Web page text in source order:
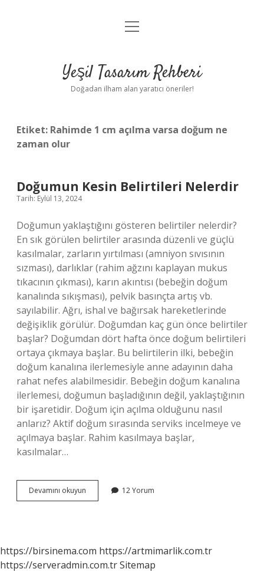
Anasayfa
Yasal Uyarı
menüyü
Yeşil Tasarım Rehberi
Doğadan ilham alan yaratıcı öneriler!
Etiket: Rahimde 1 cm açılma varsa doğum ne
zaman olur
Doğumun Kesin Belirtileri Nelerdir
Tarih: Eylül 13, 2024
Doğumun yaklaştığını gösteren belirtiler nelerdir?
En sık görülen belirtiler arasında düzenli ve güçlü
kasılmalar, zarların yırtılması (amniyon sıvısının
sızması), darlıklar (rahim ağzını kaplayan mukus
tıkacının çıkması), karın akıntısı (bebeğin doğum
kanalında sıkışması), pelvik basınçta artış vb.
sayılabilir. Ağrı, ishal ve bağırsak hareketlerinde
değişiklik görülür. Doğumdan kaç gün önce belirtiler
başlar? Doğumdan dört hafta önce doğum belirtileri
ortaya çıkmaya başlar. Bu belirtilerin ilki, bebeğin
doğum kanalına ilerlemesiyle anne adayının daha
rahat nefes alabilmesidir. Bebeğin doğum kanalına
ilerlemesi, doğumun başladığının değil, yaklaştığının
bir işaretidir. Doğum için açılma olduğunu nasıl
anlarız? Aktif doğum sırasında serviks incelmeye ve
açılmaya başlar. Rahim kasılmaya başlar,
kasılmalar…
Devamını okuyun Doğumun
Kesin
12 Yorum
https://birsinema.com https://artmimarlik.com.tr
https://serveradmin.com.trSitemap